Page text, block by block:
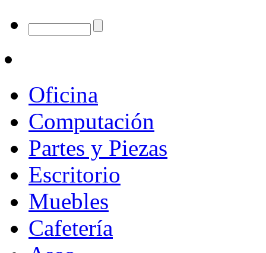
Oficina
Computación
Partes y Piezas
Escritorio
Muebles
Cafetería